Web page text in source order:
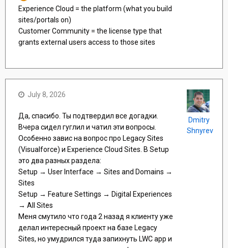
Experience Cloud = the platform (what you build
sites/portals on)
Customer Community = the license type that
grants external users access to those sites
July 8, 2026
Да, спасибо. Ты подтвердил все догадки.
Вчера сидел гуглил и чатил эти вопросы.
Особенно завис на вопрос про Legacy Sites
(Visualforce) и Experience Cloud Sites. В Setup
это два разных раздела:
Setup → User Interface → Sites and Domains →
Sites
Setup → Feature Settings → Digital Experiences
→ All Sites
Меня смутило что года 2 назад я клиенту уже
делал интересный проект на базе Legacy
Sites, но умудрился туда запихнуть LWC app и
Dmitry
Shnyrev